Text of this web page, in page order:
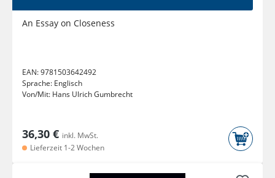
An Essay on Closeness
EAN:9781503642492
Sprache: Englisch
Von/Mit: Hans Ulrich Gumbrecht
36,30 € inkl. MwSt.
Lieferzeit 1-2 Wochen